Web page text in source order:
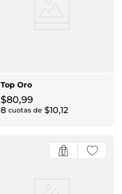
Top Oro
$80,99
8 cuotas de $10,12